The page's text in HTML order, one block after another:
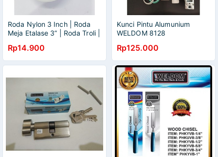
Roda Nylon 3 Inch | Roda
Meja Etalase 3” | Roda Troli |
Rp14.900
Kunci Pintu Alumunium
WELDOM 8128
Rp125.000